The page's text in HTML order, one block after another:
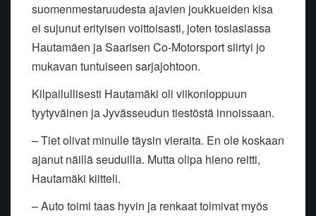
suomenmestaruudesta ajavien joukkueiden kisa
ei sujunut erityisen voittoisasti, joten tosiasiassa
Hautamäen ja Saarisen Co-Motorsport siirtyi jo
mukavan tuntuiseen sarjajohtoon.
Kilpailullisesti Hautamäki oli viikonloppuun
tyytyväinen ja Jyvässeudun tiestöstä innoissaan.
– Tiet olivat minulle täysin vieraita. En ole koskaan
ajanut näillä seuduilla. Mutta olipa hieno reitti,
Hautamäki kiitteli.
– Auto toimi taas hyvin ja renkaat toimivat myös